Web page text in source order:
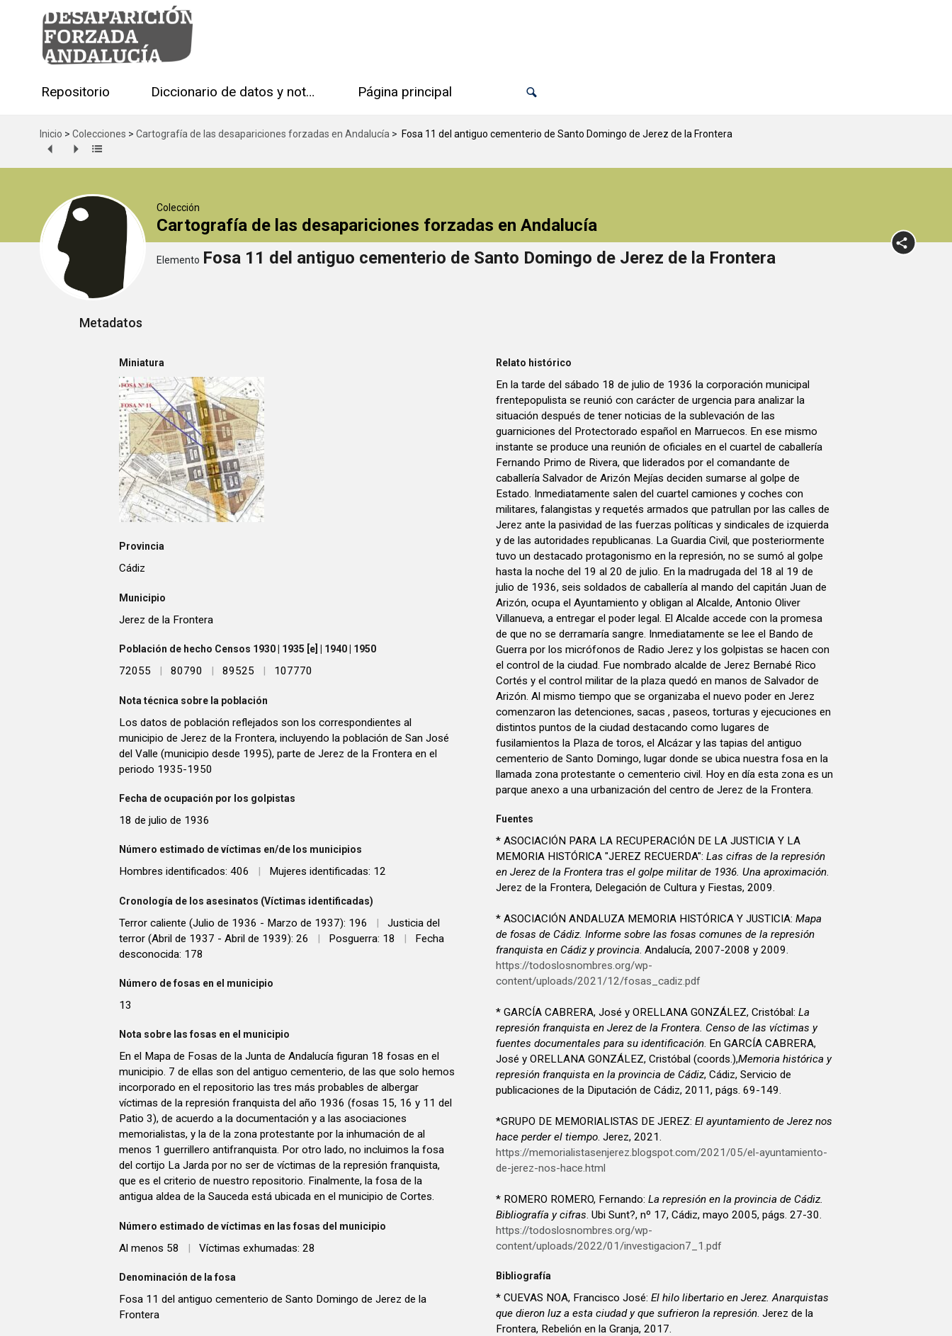
Repositorio Diccionario de datos y notas técnicas Página principal
Inicio > Colecciones > Cartografía de las desapariciones forzadas en Andalucía > Fosa 11 del antiguo cementerio de Santo Domingo de Jerez de la Frontera
Colección
Cartografía de las desapariciones forzadas en Andalucía
Elemento Fosa 11 del antiguo cementerio de Santo Domingo de Jerez de la Frontera
Metadatos
Miniatura
Provincia
Cádiz
Municipio
Jerez de la Frontera
Población de hecho Censos 1930 | 1935 [e] | 1940 | 1950
72055 | 80790 | 89525 | 107770
Nota técnica sobre la población
Los datos de población reflejados son los correspondientes al
municipio de Jerez de la Frontera, incluyendo la población de San José
del Valle (municipio desde 1995), parte de Jerez de la Frontera en el
periodo 1935-1950
Fecha de ocupación por los golpistas
18 de julio de 1936
Número estimado de víctimas en/de los municipios
Hombres identificados: 406 Mujeres identificadas: 12
Cronología de los asesinatos (Víctimas identificadas)
Terror caliente (Julio de 1936 - Marzo de 1937): 196 |
Justicia del
terror (Abril de 1937 - Abril de 1939): 26
| Posguerra: 18 |
Fecha
desconocida: 178
Número de fosas en el municipio
13
Nota sobre las fosas en el municipio
En el Mapa de Fosas de la Junta de Andalucía figuran 18 fosas en el
municipio. 7 de ellas son del antiguo cementerio, de las que solo hemos
incorporado en el repositorio las tres más probables de albergar
víctimas de la represión franquista del año 1936 (fosas 15, 16 y 11 del
Patio 3), de acuerdo a la documentación y a las asociaciones
memorialistas, y la de la zona protestante por la inhumación de al
menos 1 guerrillero antifranquista. Por otro lado, no incluimos la fosa
del cortijo La Jarda por no ser de víctimas de la represión franquista,
que es el criterio de nuestro repositorio. Finalmente, la fosa de la
antigua aldea de la Sauceda está ubicada en el municipio de Cortes.
Número estimado de víctimas en las fosas del municipio
Al menos 58 | Víctimas exhumadas: 28
Denominación de la fosa
Fosa 11 del antiguo cementerio de Santo Domingo de Jerez de la
Frontera
Relato histórico
En la tarde del sábado 18 de julio de 1936 la corporación municipal
frentepopulista se reunió con carácter de urgencia para analizar la
situación después de tener noticias de la sublevación de las
guarniciones del Protectorado español en Marruecos. En ese mismo
instante se produce una reunión de oficiales en el cuartel de caballería
Fernando Primo de Rivera, que liderados por el comandante de
caballería Salvador de Arizón Mejías deciden sumarse al golpe de
Estado. Inmediatamente salen del cuartel camiones y coches con
militares, falangistas y requetés armados que patrullan por las calles de
Jerez ante la pasividad de las fuerzas políticas y sindicales de izquierda
y de las autoridades republicanas. La Guardia Civil, que posteriormente
tuvo un destacado protagonismo en la represión, no se sumó al golpe
hasta la noche del 19 al 20 de julio. En la madrugada del 18 al 19 de
julio de 1936, seis soldados de caballería al mando del capitán Juan de
Arizón, ocupa el Ayuntamiento y obligan al Alcalde, Antonio Oliver
Villanueva, a entregar el poder legal. El Alcalde accede con la promesa
de que no se derramaría sangre. Inmediatamente se lee el Bando de
Guerra por los micrófonos de Radio Jerez y los golpistas se hacen con
el control de la ciudad. Fue nombrado alcalde de Jerez Bernabé Rico
Cortés y el control militar de la plaza quedó en manos de Salvador de
Arizón. Al mismo tiempo que se organizaba el nuevo poder en Jerez
comenzaron las detenciones, sacas , paseos, torturas y ejecuciones en
distintos puntos de la ciudad destacando como lugares de
fusilamientos la Plaza de toros, el Alcázar y las tapias del antiguo
cementerio de Santo Domingo, lugar donde se ubica nuestra fosa en la
llamada zona protestante o cementerio civil. Hoy en día esta zona es un
parque anexo a una urbanización del centro de Jerez de la Frontera.
Fuentes
* ASOCIACIÓN PARA LA RECUPERACIÓN DE LA JUSTICIA Y LA
MEMORIA HISTÓRICA "JEREZ RECUERDA": Las cifras de la represión
en Jerez de la Frontera tras el golpe militar de 1936. Una aproximación.
Jerez de la Frontera, Delegación de Cultura y Fiestas, 2009.
* ASOCIACIÓN ANDALUZA MEMORIA HISTÓRICA Y JUSTICIA: Mapa
de fosas de Cádiz. Informe sobre las fosas comunes de la represión
franquista en Cádiz y provincia. Andalucía, 2007-2008 y 2009.
https://todoslosnombres.org/wp-
content/uploads/2021/12/fosas_cadiz.pdf
* GARCÍA CABRERA, José y ORELLANA GONZÁLEZ, Cristóbal: La
represión franquista en Jerez de la Frontera. Censo de las víctimas y
fuentes documentales para su identificación. En GARCÍA CABRERA,
José y ORELLANA GONZÁLEZ, Cristóbal (coords.),Memoria histórica y
represión franquista en la provincia de Cádiz, Cádiz, Servicio de
publicaciones de la Diputación de Cádiz, 2011, págs. 69-149.
*GRUPO DE MEMORIALISTAS DE JEREZ: El ayuntamiento de Jerez nos
hace perder el tiempo. Jerez, 2021.
https://memorialistasenjerez.blogspot.com/2021/05/el-ayuntamiento-
de-jerez-nos-hace.html
* ROMERO ROMERO, Fernando: La represión en la provincia de Cádiz.
Bibliografía y cifras. Ubi Sunt?, nº 17, Cádiz, mayo 2005, págs. 27-30.
https://todoslosnombres.org/wp-
content/uploads/2022/01/investigacion7_1.pdf
Bibliografía
* CUEVAS NOA, Francisco José: El hilo libertario en Jerez. Anarquistas
que dieron luz a esta ciudad y que sufrieron la represión. Jerez de la
Frontera, Rebelión en la Granja, 2017.